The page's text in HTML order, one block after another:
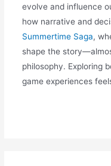
evolve and influence
how narrative and
Summertime Saga,
shape the
philosophy. Exploring
game experiences